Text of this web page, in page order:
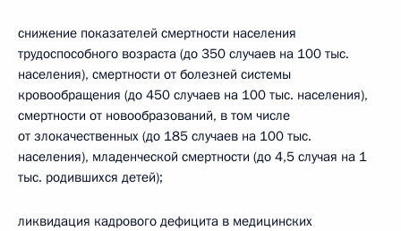
снижение показателей смертности населения
трудоспособного возраста (до 350 случаев на 100 тыс.
населения), смертности от болезней системы
кровообращения (до 450 случаев на 100 тыс. населения),
смертности от новообразований, в том числе
от злокачественных (до 185 случаев на 100 тыс.
населения), младенческой смертности (до 4,5 случая на 1
тыс. родившихся детей);
ликвидация кадрового дефицита в медицинских